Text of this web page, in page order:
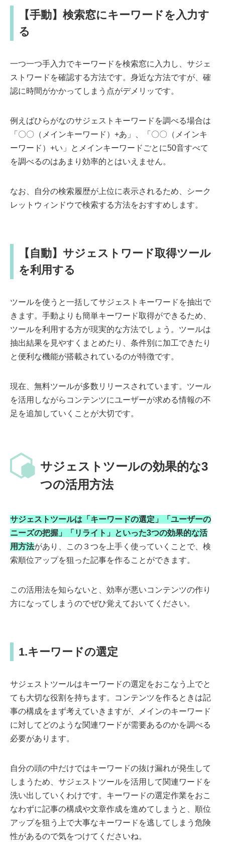
【手動】検索窓にキーワードを入力す
る
一つ一つ手入力でキーワードを検索窓に入力し、サジェ
ストワードを確認する方法です。身近な方法ですが、確
認に時間がかかってしまう点がデメリッです。
例えばひらがなのサジェストキーワードを調べる場合は
「〇〇（メインキーワード）+あ」、「〇〇（メインキ
ーワード）+い」とメインキーワードごとに50音すべて
を調べるのはあまり効率的とはいえません。
なお、自分の検索履歴が上位に表示されるため、シーク
レットウィンドウで検索する方法をおすすめします。
【自動】サジェストワード取得ツール
を利用する
ツールを使うと一括してサジェストキーワードを抽出で
きます。手動よりも簡単キーワード取得ができるため、
ツールを利用する方が現実的な方法でしょう。ツールは
抽出結果を見やすくまとめたり、条件別に加工できたり
と便利な機能が搭載されているのが特徴です。
現在、無料ツールが多数リリースされています。ツール
を活用しながらコンテンツにユーザーが求める情報の不
足を追加していくことが大切です。
サジェストツールの効果的な3
つの活用方法
サジェストツールは「キーワードの選定」「ユーザーの
ニーズの把握」「リライト」といった3つの効果的な活
用方法があり、この３つを上手く使っていくことで、検
索順位アップを狙った記事を作ることができます。
この活用法を知らないと、効率が悪いコンテンツの作り
方になってしまうのでぜひ覚えておいてください。
1.キーワードの選定
サジェストツールはキーワードの選定をおこなう上でと
ても大切な役割を持ちます。コンテンツを作るときは記
事の構成をまず考えていきますが、メインのキーワード
に対してどのような関連ワードが需要あるのかを調べる
必要があります。
自分の頭の中だけではキーワードの抜け漏れが発生して
しまうため、サジェストツールを活用して関連ワードを
洗い出していくわけです。キーワードの選定作業をおこ
なわずに記事の構成や文章作成を進めてしまうと、順位
アップを狙う上で大事なキーワードを逃してしまう危険
性があるので気をつけてくださいね。